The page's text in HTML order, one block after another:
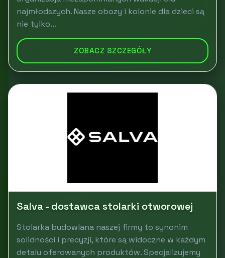
najmłodszych. Nasze obozy i kolonie dla dzieci są
nie tylko...
ZOBACZ SZCZEGÓŁY
Salva - dostawca stolarki otworowej
Stolarka budowlana naszej firmy to synonim
solidności i precyzji, które są widoczne w każdym
detalu oferowanych produktów. Specjalizujemy